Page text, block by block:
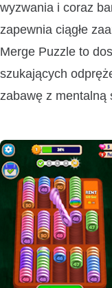
wyzwania i coraz
zapewnia ciągłe
Merge Puzzle to
szukających
zabawę z mentalną